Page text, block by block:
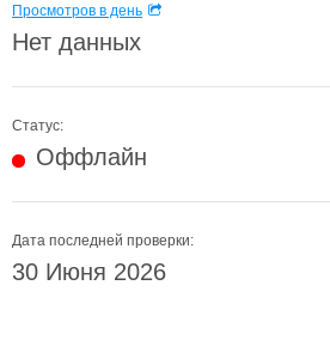
Просмотров в день
Нет данных
Статус:
Оффлайн
Дата последней проверки:
30 Июня 2026